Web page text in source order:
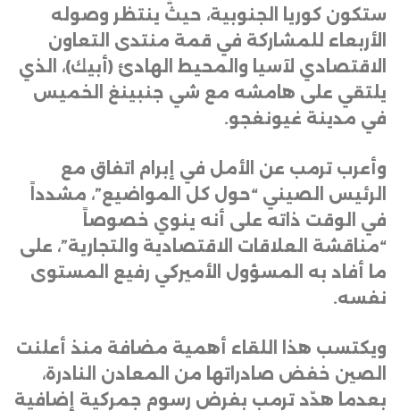
ستكون كوريا الجنوبية، حيث ينتظر وصوله
الأربعاء للمشاركة في قمة منتدى التعاون
الاقتصادي لآسيا والمحيط الهادئ (أبيك)، الذي
يلتقي على هامشه مع شي جنبينغ الخميس
في مدينة غيونغجو.
وأعرب ترمب عن الأمل في إبرام اتفاق مع
الرئيس الصيني “حول كل المواضيع”، مشدداً
في الوقت ذاته على أنه ينوي خصوصاً
“مناقشة العلاقات الاقتصادية والتجارية”، على
ما أفاد به المسؤول الأميركي رفيع المستوى
نفسه.
ويكتسب هذا اللقاء أهمية مضافة منذ أعلنت
الصين خفض صادراتها من المعادن النادرة،
بعدما هدّد ترمب بفرض رسوم جمركية إضافية